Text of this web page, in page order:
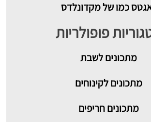
כמו של מקדונלדס
פופולריות
מתכוניםלשבת
מתכונים לקינוחים
מתכונים חריפים